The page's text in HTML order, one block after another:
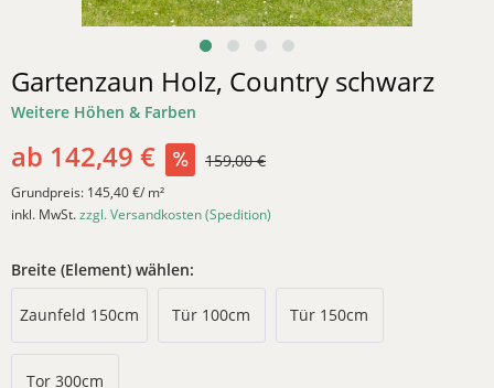
Gartenzaun Holz, Country schwarz
Weitere Höhen & Farben
ab 142,49 € 159,00 €
Grundpreis: 145,40 €/ m²
inkl. MwSt.zzgl. Versandkosten (Spedition)
Breite (Element) wählen:
Zaunfeld 150cm Tür 100cm Tür 150cm
Tor 300cm